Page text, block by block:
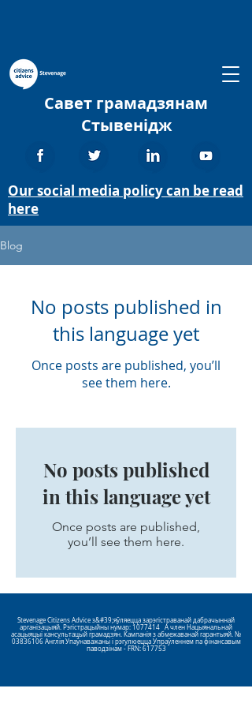
Савет грамадзянам
Стывенідж
Our social media policy can be read
here
Blog
No posts published in
this language yet
Once posts are published, you’ll
see them here.
No posts published
in this language yet
Once posts are published,
you’ll see them here.
Stevenage Citizens Advice з&#39;яўляецца зарэгістраванай дабрачыннай
арганізацыяй. Рэгістрацыйны нумар: 1077414 A член Нацыянальнай
асацыяцыі кансультацый грамадзян. Кампанія з абмежаванай гарантыяй. №
03836106Англія Упаўнаважаны і рэгулюецца Упраўленнем па фінансавым
паводзінам - FRN: 617753